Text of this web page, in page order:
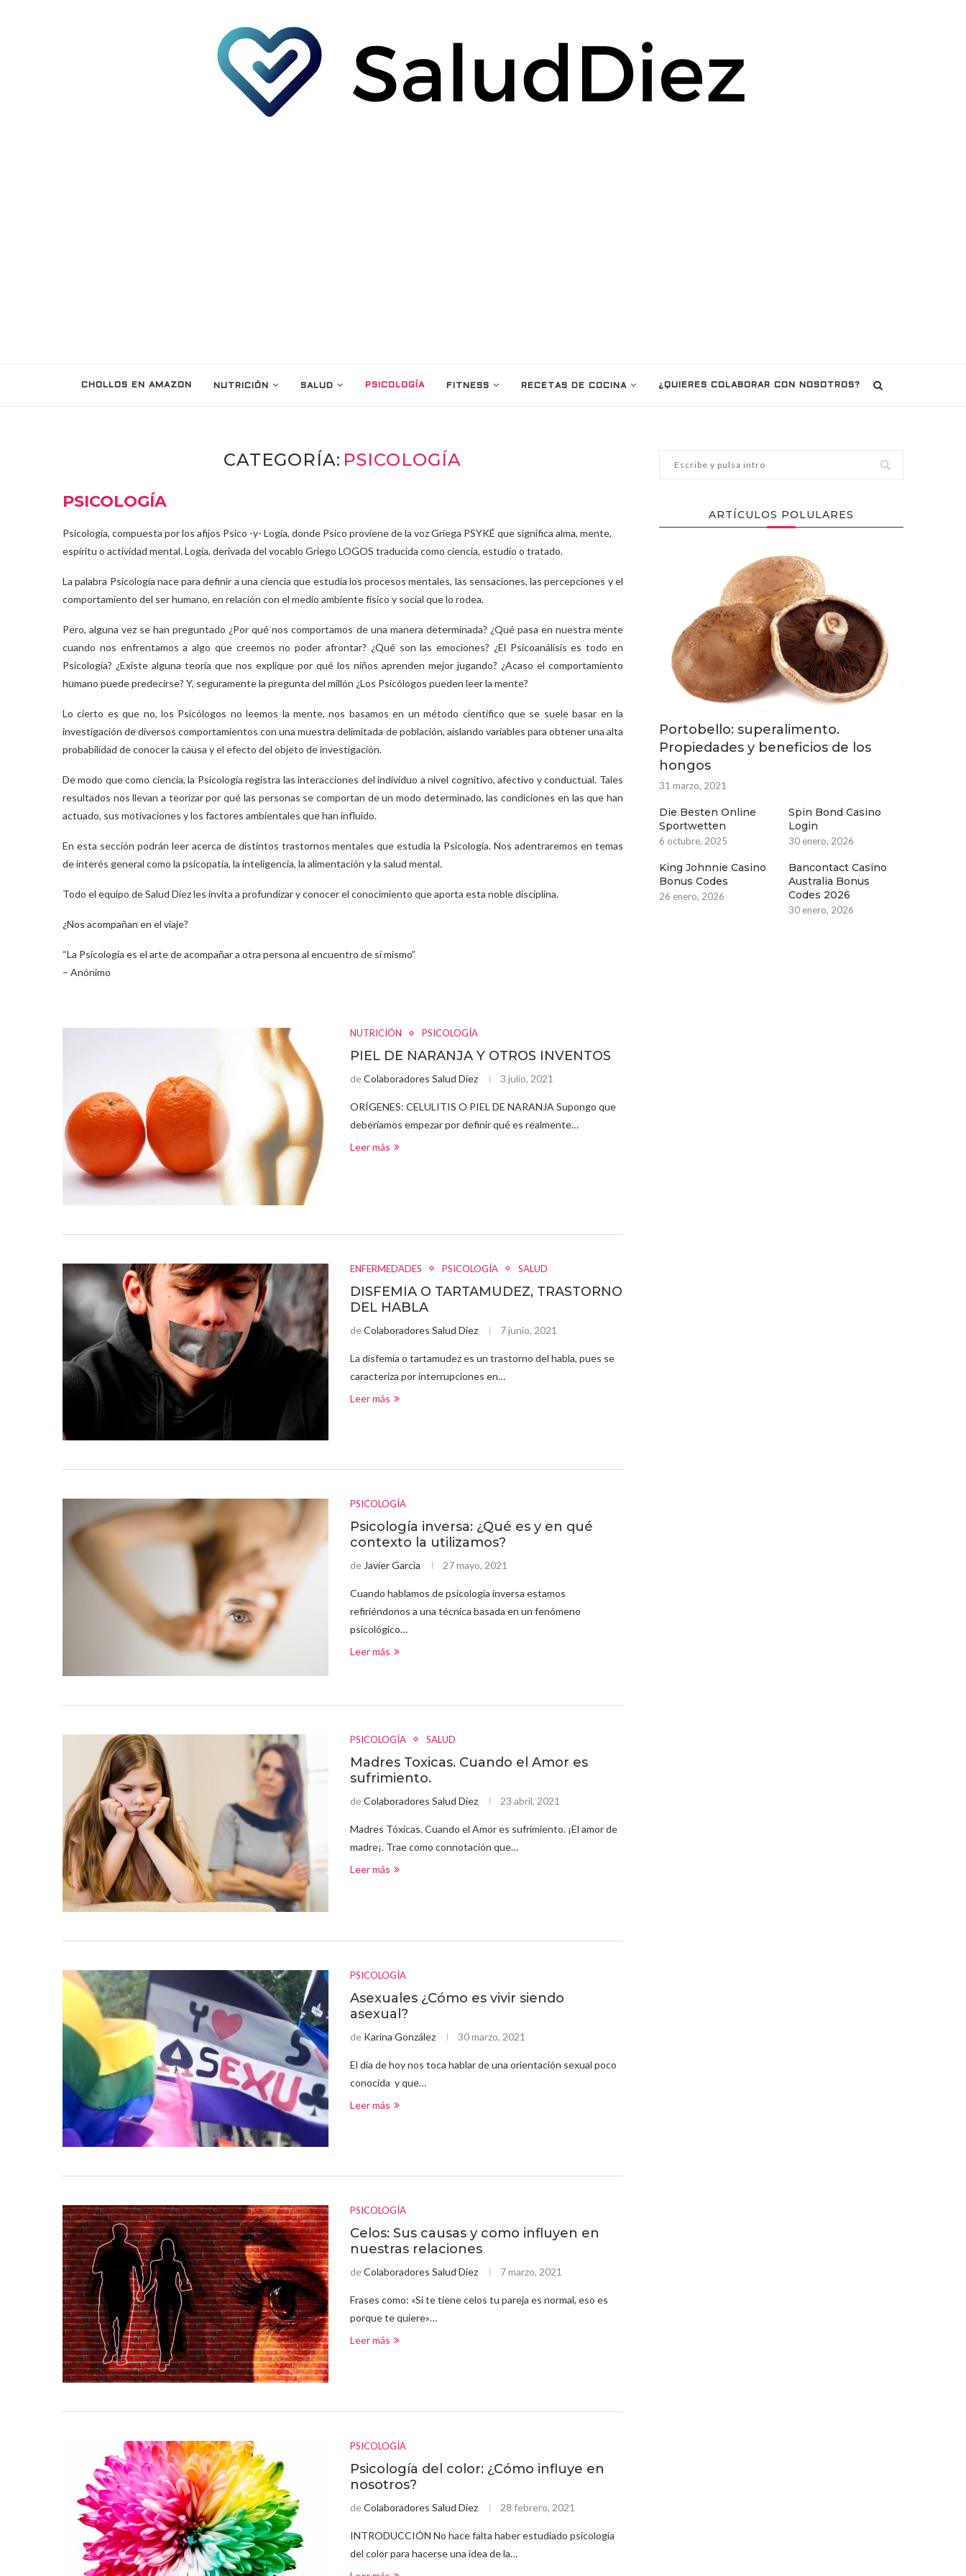
CHOLLOS EN AMAZON NUTRICIÓN SALUD PSICOLOGÍA FITNESS RECETAS DE COCINA ¿QUIERES COLABORAR CON NOSOTROS?
CATEGORÍA: PSICOLOGÍA
PSICOLOGÍA
Psicología, compuesta por los afijos Psico -y- Logía, donde Psico proviene de la voz Griega PSYKÉ que significa alma, mente,
espíritu o actividad mental. Logía, derivada del vocablo Griego LOGOS traducida como ciencia, estudio o tratado.
La palabra Psicología nace para definir a una ciencia que estudia los procesos mentales, las sensaciones, las percepciones y el
comportamiento del ser humano, en relación con el medio ambiente físico y social que lo rodea.
Pero, alguna vez se han preguntado ¿Por qué nos comportamos de una manera determinada? ¿Qué pasa en nuestra mente
cuando nos enfrentamos a algo que creemos no poder afrontar? ¿Qué son las emociones? ¿El Psicoanálisis es todo en
Psicología? ¿Existe alguna teoría que nos explique por qué los niños aprenden mejor jugando? ¿Acaso el comportamiento
humano puede predecirse? Y, seguramente la pregunta del millón ¿Los Psicólogos pueden leer la mente?
Lo cierto es que no, los Psicólogos no leemos la mente, nos basamos en un método científico que se suele basar en la
investigación de diversos comportamientos con una muestra delimitada de población, aislando variables para obtener una alta
probabilidad de conocer la causa y el efecto del objeto de investigación.
De modo que como ciencia, la Psicología registra las interacciones del individuo a nivel cognitivo, afectivo y conductual. Tales
resultados nos llevan a teorizar por qué las personas se comportan de un modo determinado, las condiciones en las que han
actuado, sus motivaciones y los factores ambientales que han influido.
En esta sección podrán leer acerca de distintos trastornos mentales que estudia la Psicología. Nos adentraremos en temas
de interés general como la psicopatía, la inteligencia, la alimentación y la salud mental.
Todo el equipo de Salud Diez les invita a profundizar y conocer el conocimiento que aporta esta noble disciplina.
¿Nos acompañan en el viaje?
“La Psicología es el arte de acompañar a otra persona al encuentro de sí mismo”
– Anónimo
NUTRICIÓN PSICOLOGÍA
PIEL DE NARANJA Y OTROS INVENTOS
deColaboradores Salud Diez 3 julio, 2021
ORÍGENES: CELULITIS O PIEL DE NARANJA Supongo que
deberíamos empezar por definir qué es realmente…
Leer más
ENFERMEDADES PSICOLOGÍA SALUD
DISFEMIA O TARTAMUDEZ, TRASTORNO
DEL HABLA
deColaboradores Salud Diez 7 junio, 2021
La disfemia o tartamudez es un trastorno del habla, pues se
caracteriza por interrupciones en…
Leer más
PSICOLOGÍA
Psicología inversa: ¿Qué es y en qué
contexto la utilizamos?
de Javier Garcia 27 mayo, 2021
Cuando hablamos de psicología inversa estamos
refiriéndonos a una técnica basada en un fenómeno
psicológico…
Leer más
PSICOLOGÍA SALUD
Madres Toxicas. Cuando el Amor es
sufrimiento.
deColaboradores Salud Diez 23 abril, 2021
Madres Tóxicas. Cuando el Amor es sufrimiento. ¡El amor de
madre¡. Trae como connotación que…
Leer más
PSICOLOGÍA
Asexuales ¿Cómo es vivir siendo
asexual?
de Karina González 30 marzo, 2021
El día de hoy nos toca hablar de una orientación sexual poco
conocida y que…
Leer más
PSICOLOGÍA
Celos: Sus causas y como influyen en
nuestras relaciones
deColaboradores Salud Diez 7 marzo, 2021
Frases como: «Si te tiene celos tu pareja es normal, eso es
porque te quiere»…
Leer más
PSICOLOGÍA
Psicología del color: ¿Cómo influye en
nosotros?
deColaboradores Salud Diez 28 febrero, 2021
INTRODUCCIÓN No hace falta haber estudiado psicología
del color para hacerse una idea de la…
ARTÍCULOS POLULARES
Portobello: superalimento.
Propiedades y beneficios de los
hongos
31 marzo, 2021
Die Besten Online
Sportwetten
6 octubre, 2025
Spin Bond Casino
Login
30 enero, 2026
King Johnnie Casino
Bonus Codes
26 enero, 2026
Bancontact Casino
Australia Bonus
Codes 2026
30 enero, 2026